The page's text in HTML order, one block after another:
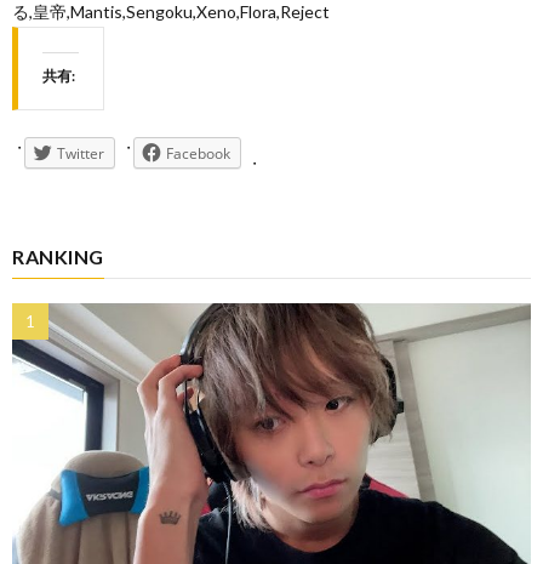
る,皇帝,Mantis,Sengoku,Xeno,Flora,Reject
共有:
Twitter Facebook
RANKING